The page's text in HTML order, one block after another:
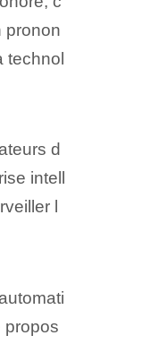
pronon
technol
d
intell
l
propos